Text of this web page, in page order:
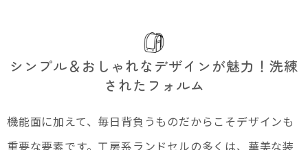
シンプル＆おしゃれなデザインが魅力！洗練
されたフォルム
機能面に加えて、毎日背負うものだからこそデザインも
重要な要素です。工房系ランドセルの多くは、華美な装